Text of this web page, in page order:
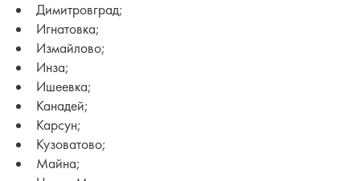
Димитровград;
Игнатовка;
Измайлово;
Инза;
Ишеевка;
Канадей;
Карсун;
Кузоватово;
Майна;